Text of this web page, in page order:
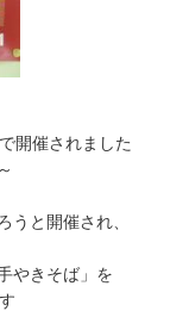
開催されました
うと開催され、
やきそば」を